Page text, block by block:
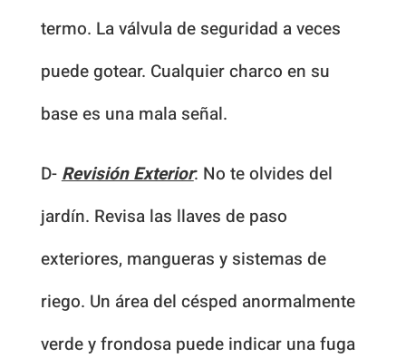
termo. La válvula de seguridad a veces
puede gotear. Cualquier charco en su
base es una mala señal.
D-Revisión Exterior: No te olvides del
jardín. Revisa las llaves de paso
exteriores, mangueras y sistemas de
riego. Un área del césped anormalmente
verde y frondosa puede indicar una fuga